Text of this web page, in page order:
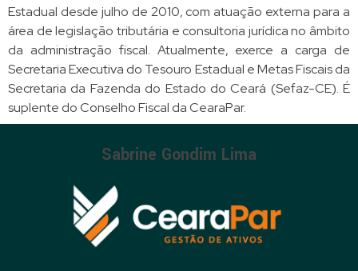
Estadual desde julho de 2010, com atuação externa para a
área de legislação tributária e consultoria jurídica no âmbito
da administração fiscal. Atualmente, exerce a carga de
Secretaria Executiva do Tesouro Estadual e Metas Fiscais da
Secretaria da Fazenda do Estado do Ceará (Sefaz-CE). É
suplente do Conselho Fiscal da CearaPar.
Sabrine Gondim Lima
.